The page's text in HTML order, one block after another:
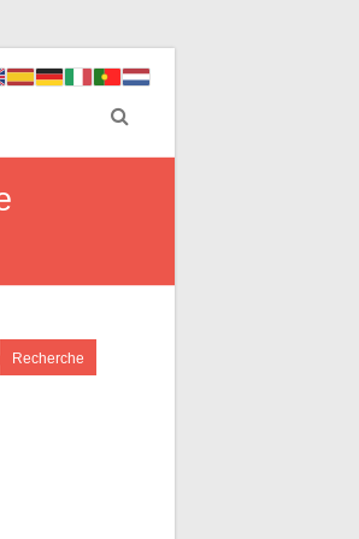
Recherche